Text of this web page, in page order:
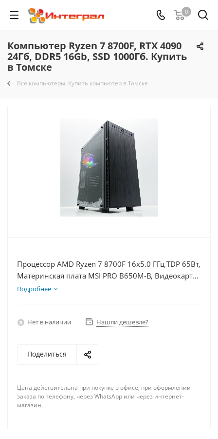
0
Компьютер Ryzen 7 8700F, RTX 4090
24Гб, DDR5 16Gb, SSD 1000Гб. Купить
в Томске
Все компьютеры. Купить компьютер в Томске
Процессор AMD Ryzen 7 8700F 16x5.0 ГГц TDP 65Вт,
Материнская плата MSI PRO B650M-B, Видеокарта
RTX 4090 24Гб, Память DDR5 16Gb, Диски SSD
Подробнее
Нет в наличии Нашли дешевле?
Поделиться
Цена действительна при покупке в офисе, при оформлении
заказа по телефону, через WhatsApp или через интернет-
магазин.